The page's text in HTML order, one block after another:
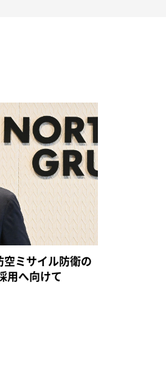
空ミサイル防衛の
用へ向けて